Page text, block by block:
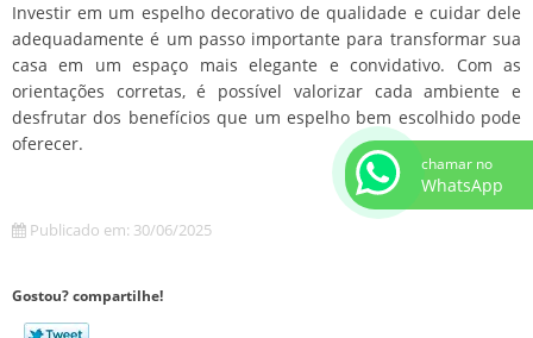
Investir em um espelho decorativo de qualidade e cuidar dele
adequadamente é um passo importante para transformar sua
casa em um espaço mais elegante e convidativo. Com as
orientações corretas, é possível valorizar cada ambiente e
desfrutar dos benefícios que um espelho bem escolhido pode
oferecer.
Publicado em: 30/06/2025
Gostou? compartilhe!
chamar no
WhatsApp